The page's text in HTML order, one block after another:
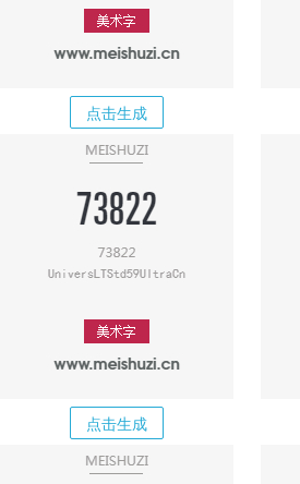
点击生成
点击生成